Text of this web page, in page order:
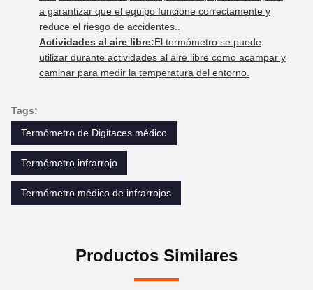
a garantizar que el equipo funcione correctamente y
reduce el riesgo de accidentes..
Actividades al aire libre:El termómetro se puede
utilizar durante actividades al aire libre como acampar y
caminar para medir la temperatura del entorno.
Tags:
Termómetro de Digitaces médico
Termómetro infrarrojo
Termómetro médico de infrarrojos
Productos Similares